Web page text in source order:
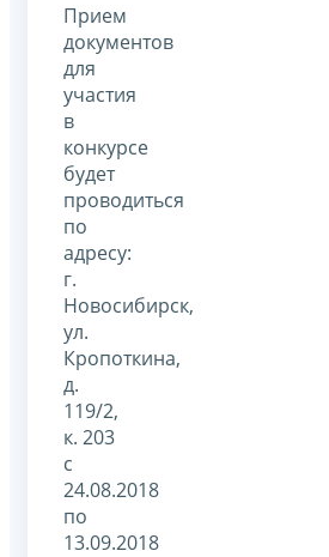
Прием
документов
для
участия
в
конкурсе
будет
проводиться
по
адресу:
г.
Новосибирск,
ул.
Кропоткина,
д.
119/2,
к. 203
c
24.08.2018
по
13.09.2018